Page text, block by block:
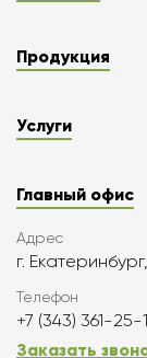
Продукция
Услуги
Главный офис
Адрес
г.
Телефон
+7 (343) 361-25-
Заказать